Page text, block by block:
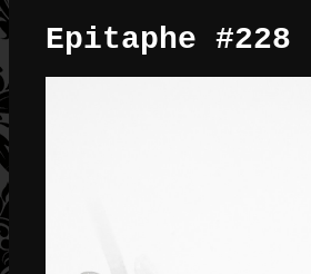
Epitaphe #228